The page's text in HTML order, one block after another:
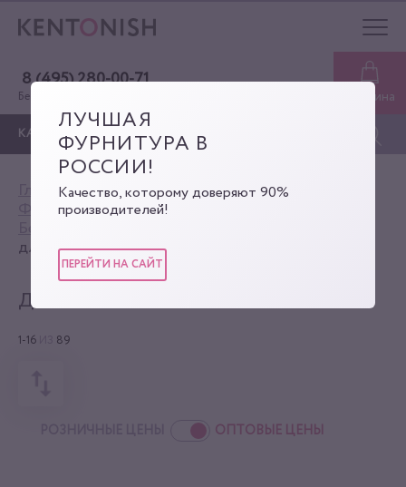
8 (495) 280-00-71
Бесплатная консультация Корзина
КАТАЛОГ
Главная
Каталог
Фурнитура для сумок
для металлической молнии
ДЛЯ МЕТАЛЛИЧЕСКОЙ МОЛНИИ
1-16 89
ОПТОВЫЕ ЦЕНЫ
ЛУЧШАЯ
ФУРНИТУРА В
РОССИИ!
Качество, которому доверяют 90%
производителей!
ПЕРЕЙТИ НА САЙТ